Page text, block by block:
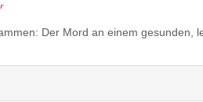
Der Mord an einem